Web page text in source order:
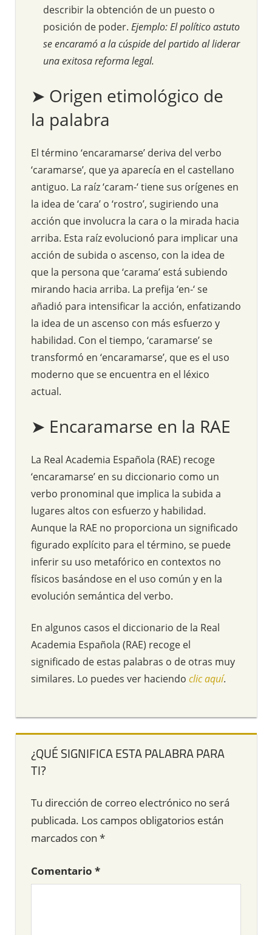
describir la obtención de un puesto o
posición de poder. Ejemplo: El político astuto
se encaramó a la cúspide del partido al liderar
una exitosa reforma legal.
➤ Origen etimológico de
la palabra
El término ‘encaramarse’ deriva del verbo
‘caramarse’, que ya aparecía en el castellano
antiguo. La raíz ‘caram-‘ tiene sus orígenes en
la idea de ‘cara’ o ‘rostro’, sugiriendo una
acción que involucra la cara o la mirada hacia
arriba. Esta raíz evolucionó para implicar una
acción de subida o ascenso, con la idea de
que la persona que ‘carama’ está subiendo
mirando hacia arriba. La prefija ‘en-‘ se
añadió para intensificar la acción, enfatizando
la idea de un ascenso con más esfuerzo y
habilidad. Con el tiempo, ‘caramarse’ se
transformó en ‘encaramarse’, que es el uso
moderno que se encuentra en el léxico
actual.
➤ Encaramarse en la RAE
La Real Academia Española (RAE) recoge
‘encaramarse’ en su diccionario como un
verbo pronominal que implica la subida a
lugares altos con esfuerzo y habilidad.
Aunque la RAE no proporciona un significado
figurado explícito para el término, se puede
inferir su uso metafórico en contextos no
físicos basándose en el uso común y en la
evolución semántica del verbo.
En algunos casos el diccionario de la Real
Academia Española (RAE) recoge el
significado de estas palabras o de otras muy
similares. Lo puedes ver haciendo clic aquí.
¿QUÉ SIGNIFICA ESTA PALABRA PARA
TI?
Tu dirección de correo electrónico no será
publicada. Los campos obligatorios están
marcados con *
Comentario *